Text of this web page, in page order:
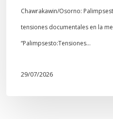
Chawrakawin/Osorno:
tensiones documentales en la
“Palimpsesto:Tensiones…
29/07/2026